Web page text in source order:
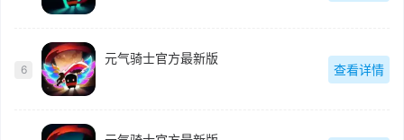
6
元气骑士官方最新版
查看详情